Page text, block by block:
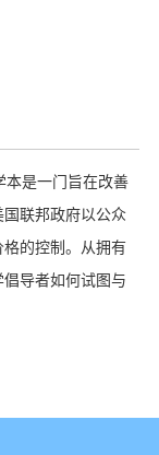
本是一门旨在改善
联邦政府以公众
的控制。从拥有
导者如何试图与